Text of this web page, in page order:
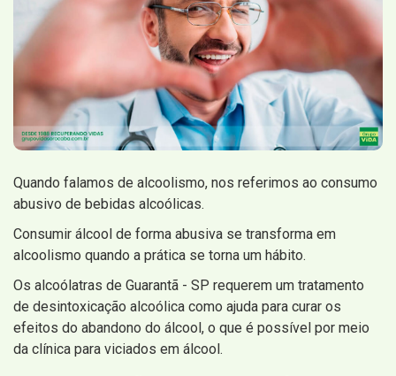
Quando falamos de alcoolismo, nos referimos ao consumo
abusivo de bebidas alcoólicas.
Consumir álcool de forma abusiva se transforma em
alcoolismo quando a prática se torna um hábito.
Os alcoólatras de Guarantã - SP requerem um tratamento
de desintoxicação alcoólica como ajuda para curar os
efeitos do abandono do álcool, o que é possível por meio
da clínica para viciados em álcool.